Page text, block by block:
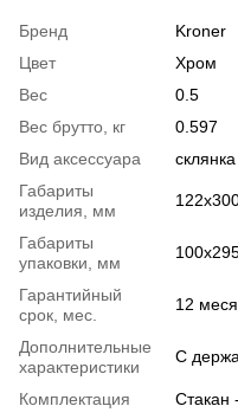
Бренд
Kroner
Цвет
Хром
Вес
0.5
Вес брутто, кг
0.597
Вид аксессуара
склянка
Габариты
изделия, мм
Габариты
упаковки, мм
Гарантийный
срок, мес.
12
Дополнительные
характеристики
С
Комплектация
Стакан